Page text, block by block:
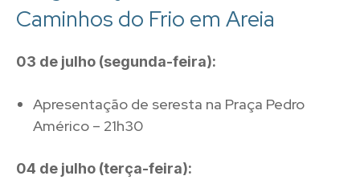
Caminhos do Frio em Areia
03 de julho (segunda-feira):
Apresentação de seresta na Praça Pedro
Américo – 21h30
04 de julho (terça-feira):